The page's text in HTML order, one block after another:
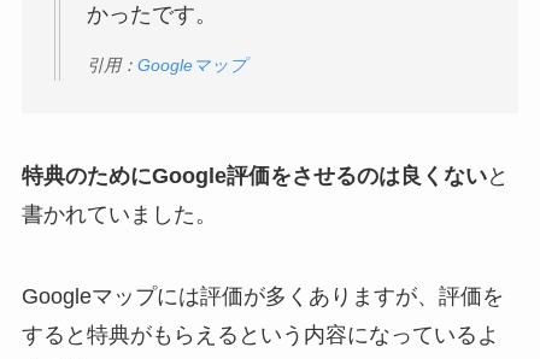
かったです。
引用： Googleマップ
特典のためにGoogle評価をさせるのは良くないと
書かれていました。
Googleマップには評価が多くありますが、評価を
すると特典がもらえるという内容になっているよ